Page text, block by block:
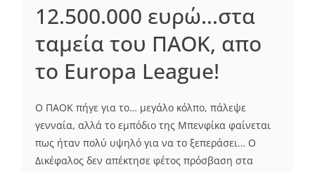
12.500.000 ευρώ…στα
ταμεία του ΠΑΟΚ, απο
το Europa League!
Ο ΠΑΟΚ πήγε για το… μεγάλο κόλπο, πάλεψε
γενναία, αλλά το εμπόδιο της Μπενφίκα φαίνεται
πως ήταν πολύ υψηλό για να το ξεπεράσει… Ο
Δικέφαλος δεν απέκτησε φέτος πρόσβαση στα